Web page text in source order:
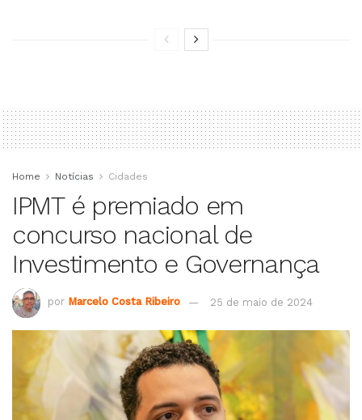
Home Notícias Cidades
IPMT é premiado em
concurso nacional de
Investimento e Governança
por Marcelo Costa Ribeiro 25 de maio de 2024